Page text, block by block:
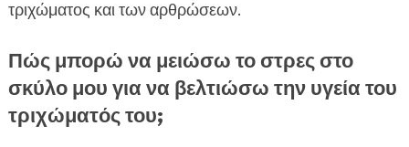
τριχώματος και των αρθρώσεων.
Πώς μπορώ να μειώσω το στρες στο
σκύλο μου για να βελτιώσω την υγεία του
τριχώματός του;